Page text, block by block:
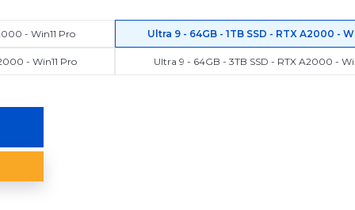
- Win11 Pro Ultra 9 - 64GB - 1TB SSD - RTX A2000 -
- Win11 Pro Ultra 9 - 64GB - 3TB SSD - RTX A2000 -